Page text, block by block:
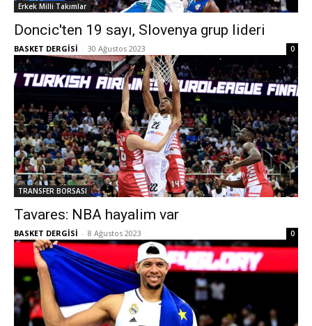
Erkek Milli Takımlar
Doncic'ten 19 sayı, Slovenya grup lideri
BASKET DERGİSİ - 30 Ağustos 2023 0
TRANSFER BORSASI
Tavares: NBA hayalim var
BASKET DERGİSİ - 8 Ağustos 2023 0